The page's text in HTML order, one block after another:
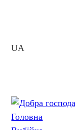
UA
Головна